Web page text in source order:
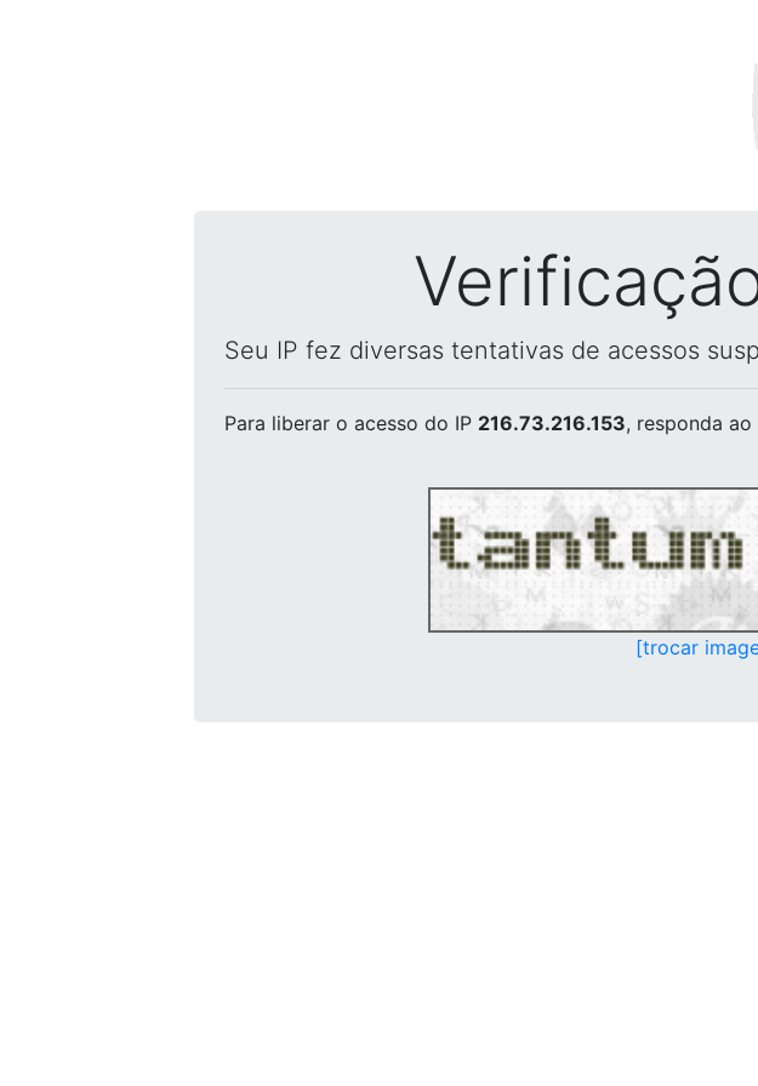
Seu IP fez diversas tentativas de acessos
Para liberar o acesso do IP 216.73.216.153, responda
[trocar